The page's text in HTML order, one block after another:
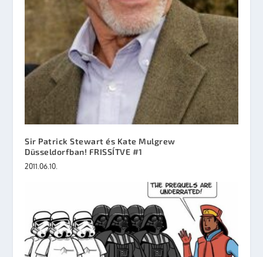
Sir Patrick Stewart és Kate Mulgrew
Düsseldorfban! FRISSÍTVE #1
2011.06.10.